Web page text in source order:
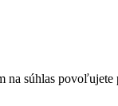
na súhlas povoľujete